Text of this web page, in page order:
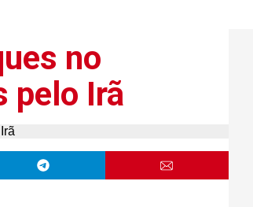
no
pelo Irã